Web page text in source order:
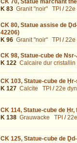
CK 70, Statue marchant
K 83 Granit "noir" TPI /22e
CK 80, Statue assise de
42206)
K 96 Granit "noir" TPI /22e
CK 98, Statue-cube de
K 122 Calcaire dur cristallin
CK 103, Statue-cube de
K 127 Calcite TPI /22e
CK 114, Statue-cube de Ḥr,
K 138 Grauwacke TPI /
CK 125, Statue-cube de